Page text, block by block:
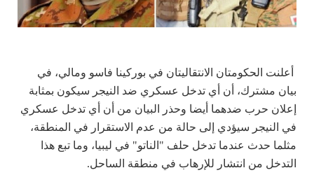
أعلنت الحكومتان الانتقاليتان في بوركينا فاسو ومالي، في
بيان مشترك، أن أي تدخل عسكري ضد النيجر سيكون بمثابة
إعلان حرب ضدهما أيضا وحذر البيان من أن أي تدخل عسكري
في النيجر سيؤدي إلى حالة من عدم الاستقرار في المنطقة،
مثلما حدث عندما تدخل حلف "الناتو" في ليبيا، وما تبع هذا
التدخل من انتشار للإرهاب في منطقة الساحل.